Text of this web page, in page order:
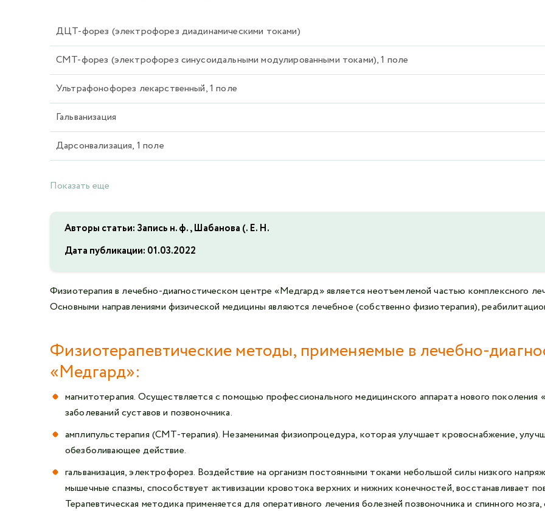
ДЦТ-форез (электрофорез диадинамическими токами)
СМТ-форез (электрофорез синусоидальными модулированными токами), 1 поле
Ультрафонофорез лекарственный, 1 поле
Гальванизация
Дарсонвализация, 1 поле
Показать еще
Авторы статьи: Запись н. ф., Шабанова (. Е. Н.
Дата публикации: 01.03.2022
Физиотерапия в лечебно-диагностическом центре «Медгард» является неотъемлемой частью комплексного
Основными направлениями физической медицины являются лечебное (собственно физиотерапия),
Физиотерапевтические методы, применяемые в лечебно-
«Медгард»:
магнитотерапия. Осуществляется с помощью профессионального медицинского аппарата нового
заболеваний суставов и позвоночника.
амплипульстерапия (СМТ-терапия). Незаменимая физиопроцедура, которая улучшает кровоснабжение,
обезболивающее действие.
гальванизация, электрофорез. Воздействие на организм постоянными токами небольшой силы низкого
мышечные спазмы, способствует активизации кровотока верхних и нижних конечностей, восстанавливает
Терапевтическая методика применяется для оперативного лечения болезней позвоночника и спинного